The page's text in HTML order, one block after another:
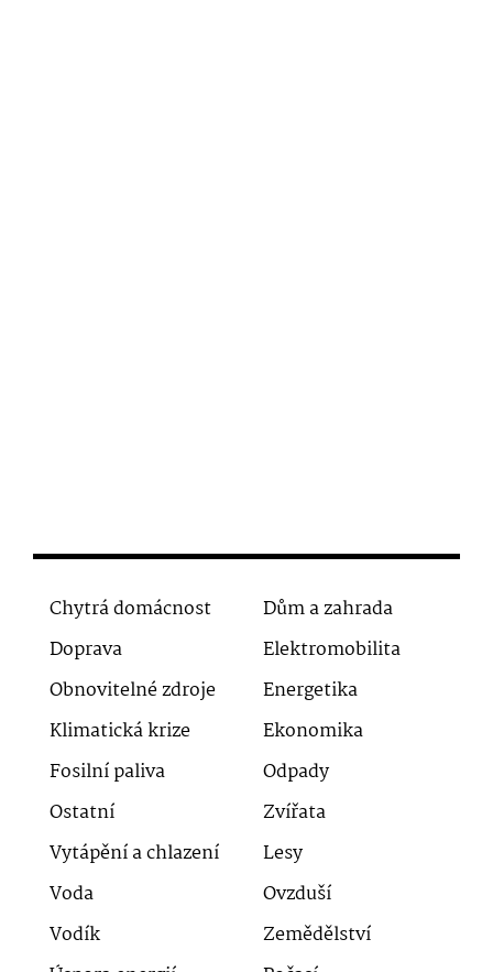
Chytrá domácnost
Dům a zahrada
Doprava
Elektromobilita
Obnovitelné zdroje
Energetika
Klimatická krize
Ekonomika
Fosilní paliva
Odpady
Ostatní
Zvířata
Vytápění a chlazení
Lesy
Voda
Ovzduší
Vodík
Zemědělství